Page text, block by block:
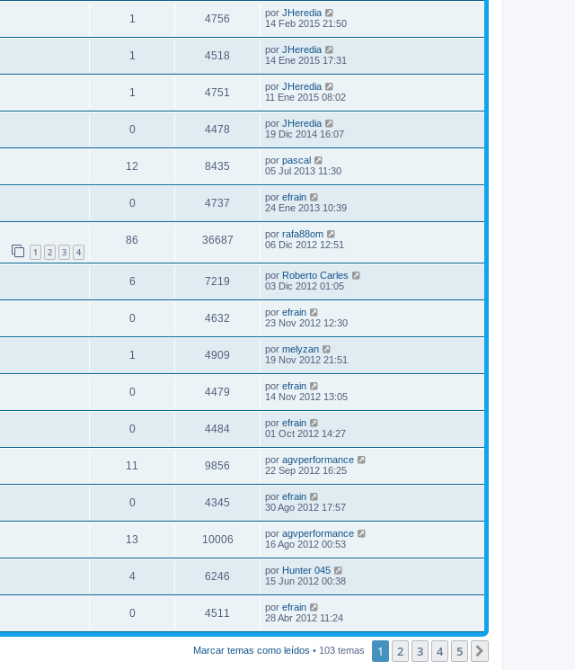
1 4756 por JHeredia
14 Feb 2015 21:50
1 4518 por JHeredia
14 Ene 2015 17:31
1 4751 por JHeredia
11 Ene 2015 08:02
0 4478 por JHeredia
19 Dic 2014 16:07
12 8435 por pascal
05 Jul 2013 11:30
0 4737 por efrain
24 Ene 2013 10:39
1 2 3 4
86 36687 por rafa88om
06 Dic 2012 12:51
6 7219 por Roberto Carles
03 Dic 2012 01:05
0 4632 por efrain
23 Nov 2012 12:30
1 4909 por melyzan
19 Nov 2012 21:51
0 4479 por efrain
14 Nov 2012 13:05
0 4484 por efrain
01 Oct 2012 14:27
11 9856 por agvperformance
22 Sep 2012 16:25
0 4345 por efrain
30 Ago 2012 17:57
13 10006 por agvperformance
16 Ago 2012 00:53
4 6246 por Hunter 045
15 Jun 2012 00:38
0 4511 por efrain
28 Abr 2012 11:24
Marcar temas como leídos • 103 temas 1 2 3 4 5